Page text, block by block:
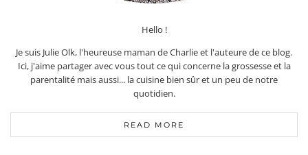
Hello !
Je suis Julie Olk, l'heureuse maman de Charlie et l'auteure de ce blog.
Ici, j'aime partager avec vous tout ce qui concerne la grossesse et la
parentalité mais aussi... la cuisine bien sûr et un peu de notre
quotidien.
READ MORE